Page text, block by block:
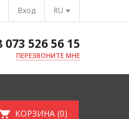
RU
Вход
073 526 56 15
ПЕРЕЗВОНИТЕ МНЕ
КОРЗИНА (0)